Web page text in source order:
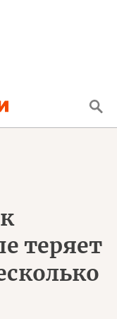
теряет